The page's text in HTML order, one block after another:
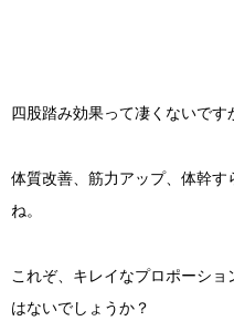
四股踏み効果って凄くないです
体質改善、筋力アップ、体幹
ね。
これぞ、キレイなプロポーシ
はないでしょうか？